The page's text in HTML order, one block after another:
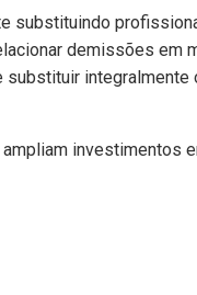
substituindo
demissões em
substituir integralmente
investimentos